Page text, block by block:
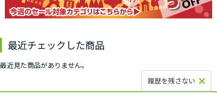
最近チェックした商品
最近見た商品がありません。
履歴を残さない